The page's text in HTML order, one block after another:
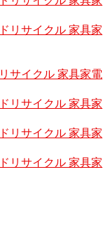
リサイクル 家具家
サイクル 家具家電
リサイクル 家具家
リサイクル 家具家
リサイクル 家具家